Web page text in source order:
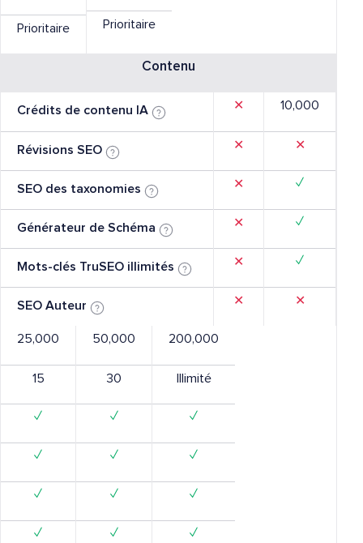
Prioritaire Prioritaire
Contenu
Crédits de contenu IA
Révisions SEO
SEO des taxonomies
Générateur de Schéma
Mots-clés TruSEO illimités
SEO Auteur
✕
✕
✕
✕
✕
✕
10,000
✕
✓
✓
✓
✕
25,000
15
✓
✓
✓
✓
50,000
30
✓
✓
✓
✓
200,000
Illimité
✓
✓
✓
✓